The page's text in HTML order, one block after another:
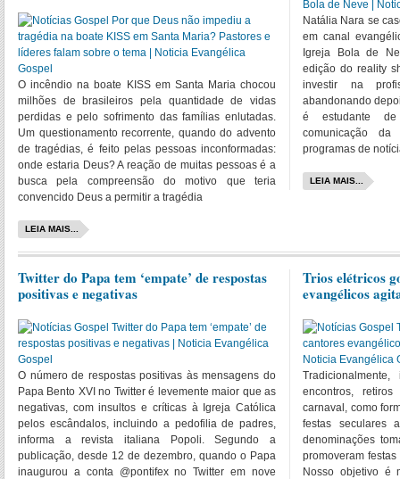
O incêndio na boate KISS em Santa Maria chocou
milhões de brasileiros pela quantidade de vidas
perdidas e pelo sofrimento das famílias enlutadas.
Um questionamento recorrente, quando do advento
de tragédias, é feito pelas pessoas inconformadas:
onde estaria Deus? A reação de muitas pessoas é a
busca pela compreensão do motivo que teria
convencido Deus a permitir a tragédia
LEIA MAIS...
Natália Nara se
em canal
Igreja Bola de
edição do reality
investir na
abandonando
é estudante
comunicação
programas de
LEIA MAIS...
Twitter do Papa tem ‘empate’ de respostas
positivas e negativas
O número de respostas positivas às mensagens do
Papa Bento XVI no Twitter é levemente maior que as
negativas, com insultos e críticas à Igreja Católica
pelos escândalos, incluindo a pedofilia de padres,
informa a revista italiana Popoli. Segundo a
publicação, desde 12 de dezembro, quando o Papa
inaugurou a conta @pontifex no Twitter em nove
Trios elétricos
evangélicos
encontros,
carnaval, como
festas seculares
denominações
promoveram
Nosso objetivo é